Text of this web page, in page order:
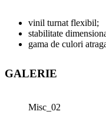
vinil turnat flexibil;
stabilitate
gama de culori
GALERIE
Misc_02